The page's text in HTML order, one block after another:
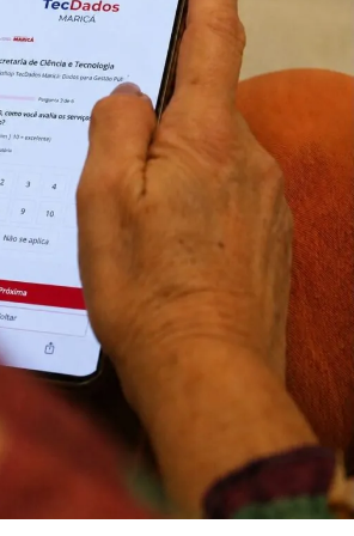
Maricá, Parque Nanci, futevôlei,
Nacional de Futevôlei, Secretaria de
em Maricá, Maricá Web TV,